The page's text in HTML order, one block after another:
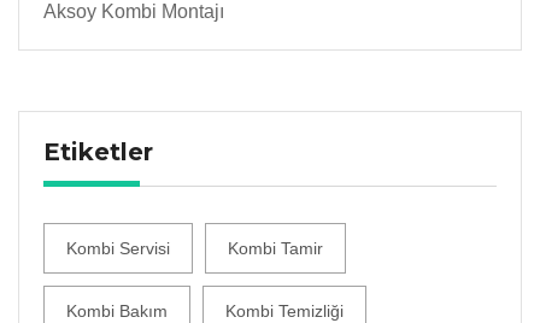
Aksoy Kombi Montajı
Etiketler
Kombi Servisi Kombi Tamir
Kombi Bakım Kombi Temizliği